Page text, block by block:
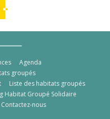
Agenda
groupés
Liste des habitats groupés
Habitat Groupé Solidaire
Contactez-nous